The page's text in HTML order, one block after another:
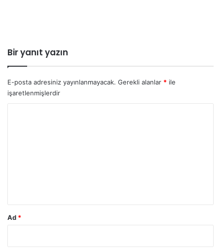
Bir yanıt yazın
E-posta adresiniz yayınlanmayacak. Gerekli alanlar * ile
işaretlenmişlerdir
Ad *